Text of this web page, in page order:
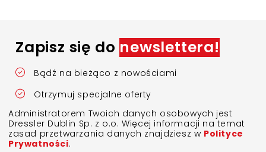
Zapisz się do newslettera!
Bądź na bieżąco z nowościami
Otrzymuj specjalne oferty
Administratorem Twoich danych osobowych jest
Dressler Dublin Sp. z o.o. Więcej informacji na temat
zasad przetwarzania danych znajdziesz w Polityce
Prywatności.